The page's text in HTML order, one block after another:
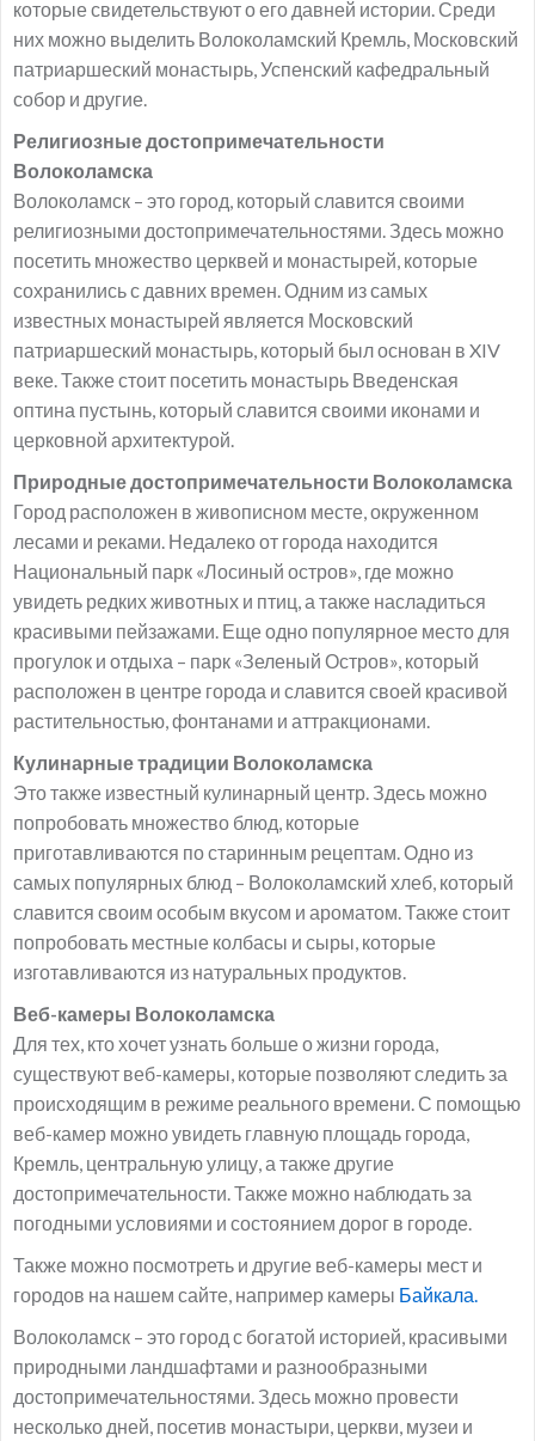
которые свидетельствуют о его давней истории. Среди
них можно выделить Волоколамский Кремль, Московский
патриаршеский монастырь, Успенский кафедральный
собор и другие.
Религиозные достопримечательности
Волоколамска
Волоколамск – это город, который славится своими
религиозными достопримечательностями. Здесь можно
посетить множество церквей и монастырей, которые
сохранились с давних времен. Одним из самых
известных монастырей является Московский
патриаршеский монастырь, который был основан в XIV
веке. Также стоит посетить монастырь Введенская
оптина пустынь, который славится своими иконами и
церковной архитектурой.
Природные достопримечательности Волоколамска
Город расположен в живописном месте, окруженном
лесами и реками. Недалеко от города находится
Национальный парк «Лосиный остров», где можно
увидеть редких животных и птиц, а также насладиться
красивыми пейзажами. Еще одно популярное место для
прогулок и отдыха – парк «Зеленый Остров», который
расположен в центре города и славится своей красивой
растительностью, фонтанами и аттракционами.
Кулинарные традиции Волоколамска
Это также известный кулинарный центр. Здесь можно
попробовать множество блюд, которые
приготавливаются по старинным рецептам. Одно из
самых популярных блюд – Волоколамский хлеб, который
славится своим особым вкусом и ароматом. Также стоит
попробовать местные колбасы и сыры, которые
изготавливаются из натуральных продуктов.
Веб-камеры Волоколамска
Для тех, кто хочет узнать больше о жизни города,
существуют веб-камеры, которые позволяют следить за
происходящим в режиме реального времени. С помощью
веб-камер можно увидеть главную площадь города,
Кремль, центральную улицу, а также другие
достопримечательности. Также можно наблюдать за
погодными условиями и состоянием дорог в городе.
Также можно посмотреть и другие веб-камеры мест и
городов на нашем сайте, например камеры Байкала.
Волоколамск – это город с богатой историей, красивыми
природными ландшафтами и разнообразными
достопримечательностями. Здесь можно провести
несколько дней, посетив монастыри, церкви, музеи и